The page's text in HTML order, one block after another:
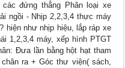
đứng thẳng Phân loại xe
ngồi - Nhịp 2,2,3,4 thực máy
hiện như nhịp hiệu, lắp ráp xe
1,2,3,4 máy, xếp hình PTGT
Đưa lần bằng hột hạt tham
ra + Góc thư viện( sách,